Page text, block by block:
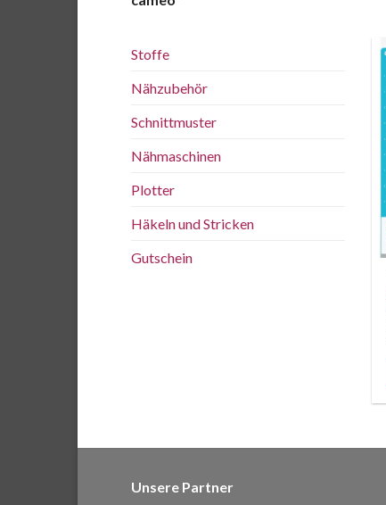
Stoffe
Nähzubehör
Schnittmuster
Nähmaschinen
Plotter
Häkeln und Stricken
Gutschein
Unsere Partner